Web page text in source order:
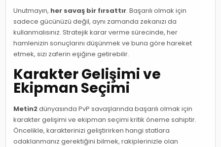
Unutmayın, her savaş bir fırsattır. Başarılı olmak için
sadece gücünüzü değil, aynı zamanda zekanızı da
kullanmalısınız. Stratejik karar verme sürecinde, her
hamlenizin sonuçlarını düşünmek ve buna göre hareket
etmek, sizi zaferin eşiğine getirebilir.
Karakter Gelişimi ve
Ekipman Seçimi
Metin2dünyasında PvP savaşlarında başarılı olmak için
karakter gelişimi ve ekipman seçimi kritik öneme sahiptir.
Öncelikle, karakterinizi geliştirirken hangi statlara
odaklanmanız gerektiğini bilmek, rakiplerinizle olan